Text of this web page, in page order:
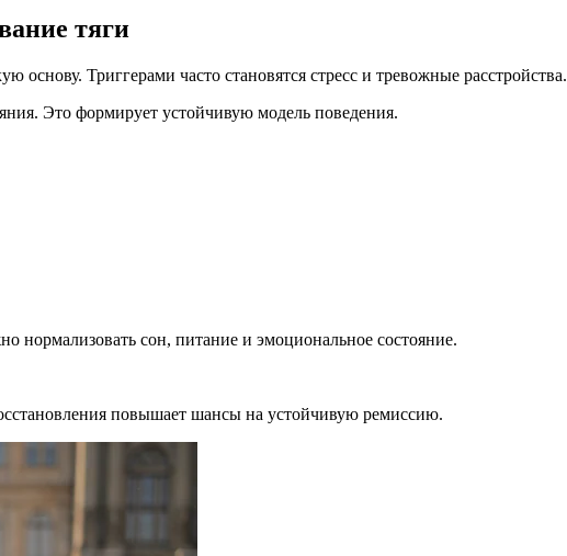
тяги
основу. Триггерами часто становятся стресс и тревожные расстройства.
Это формирует устойчивую модель поведения.
нормализовать сон, питание и эмоциональное состояние.
повышает шансы на устойчивую ремиссию.